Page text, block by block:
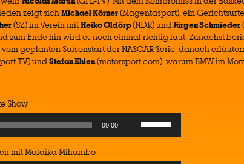
zeigt sichMichael Körner(Magentasport), ein
(SZ) im Verein mitHeiko Oldörp(NDR) undJürgen Schmieder
zum Ende hin wird es noch einmal richtig laut: Zunächst
vom geplanten Saisonstart der NASCAR Serie, danach
TV) undStefan Ehlen(motorsport.com), warum BMW im
Show
00:00
keys
mit Malaika Mihambo